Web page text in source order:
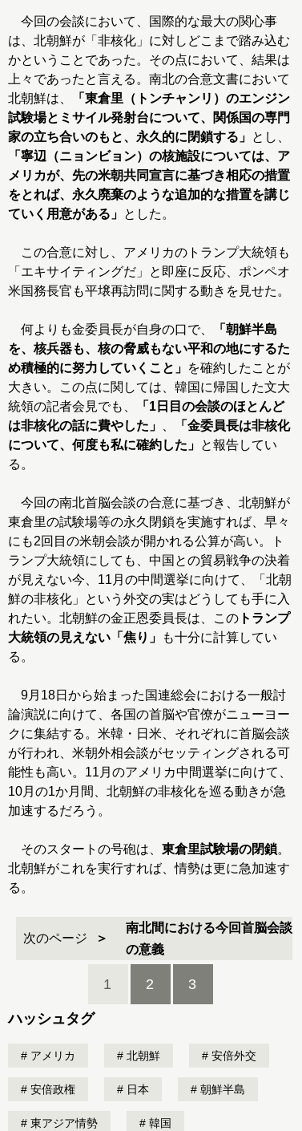
今回の会談において、国際的な最大の関心事
は、北朝鮮が「非核化」に対しどこまで踏み込む
かということであった。その点において、結果は
上々であったと言える。南北の合意文書において
北朝鮮は、
「東倉里（トンチャンリ）のエンジン
試験場とミサイル発射台について、関係国の専門
家の立ち合いのもと、永久的に閉鎖する」 とし、
「寧辺（ニョンビョン）の核施設については、ア
メリカが、先の米朝共同宣言に基づき相応の措置
をとれば、永久廃棄のような追加的な措置を講じ
ていく用意がある」 とした。
この合意に対し、アメリカのトランプ大統領も
「エキサイティングだ」と即座に反応、ポンペオ
米国務長官も平壌再訪問に関する動きを見せた。
何よりも金委員長が自身の口で、
「朝鮮半島
を、核兵器も、核の脅威もない平和の地にするた
め積極的に努力していくこと」 を確約したことが
大きい。この点に関しては、韓国に帰国した文大
統領の記者会見でも、
「1日目の会談のほとんど
は非核化の話に費やした」
「金委員長は非核化
について、何度も私に確約した」 と報告してい
る。
今回の南北首脳会談の合意に基づき、北朝鮮が
東倉里の試験場等の永久閉鎖を実施すれば、早々
にも2回目の米朝会談が開かれる公算が高い。ト
ランプ大統領にしても、中国との貿易戦争の決着
が見えない今、11月の中間選挙に向けて、「北朝
鮮の非核化」という外交の実はどうしても手に入
れたい。北朝鮮の金正恩委員長は、この トランプ
大統領の見えない「焦り」
も十分に計算してい
る。
9月18日から始まった国連総会における一般討
論演説に向けて、各国の首脳や官僚がニューヨー
クに集結する。米韓・日米、それぞれに首脳会談
が行われ、米朝外相会談がセッティングされる可
能性も高い。11月のアメリカ中間選挙に向けて、
10月の1か月間、北朝鮮の非核化を巡る動きが急
加速するだろう。
そのスタートの号砲は、 東倉里試験場の閉鎖。
北朝鮮がこれを実行すれば、情勢は更に急加速す
る。
次のページ
南北間における今回首脳会談
の意義
1 2 3
ハッシュタグ
アメリカ 北朝鮮 安倍外交
安倍政権 日本 朝鮮半島
東アジア情勢 韓国